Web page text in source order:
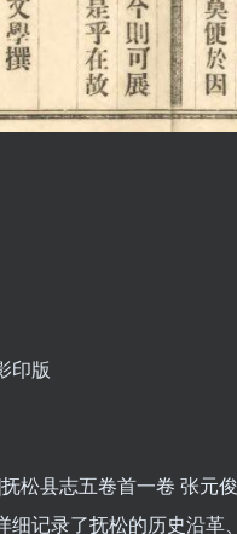
印版
松县志五卷首一卷 张元
记录了抚松的历史沿革